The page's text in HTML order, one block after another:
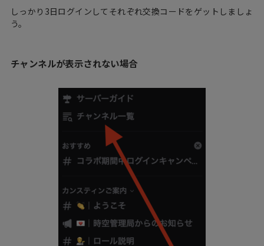
しっかり3日ログインしてそれぞれ交換コードをゲットしましょ
う。
チャンネルが表示されない場合